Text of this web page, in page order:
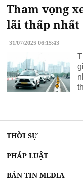
Tham vọng
lãi thấp nhất
31/07/2025 06:15:43
THỜI SỰ
PHÁP LUẬT
BẢN TIN MEDIA